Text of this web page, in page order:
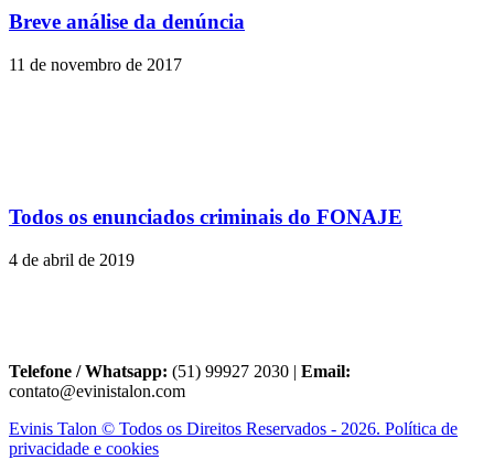
Breve análise da denúncia
11 de novembro de 2017
Todos os enunciados criminais do FONAJE
4 de abril de 2019
Telefone / Whatsapp: (51) 99927 2030 | Email:
contato@evinistalon.com
Evinis Talon © Todos os Direitos Reservados - 2026. Política de
privacidade e cookies